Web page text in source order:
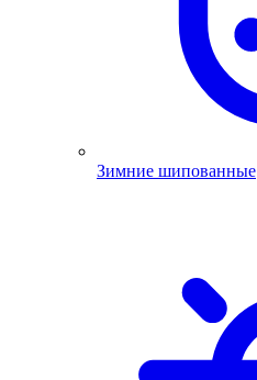
Зимние шипованные